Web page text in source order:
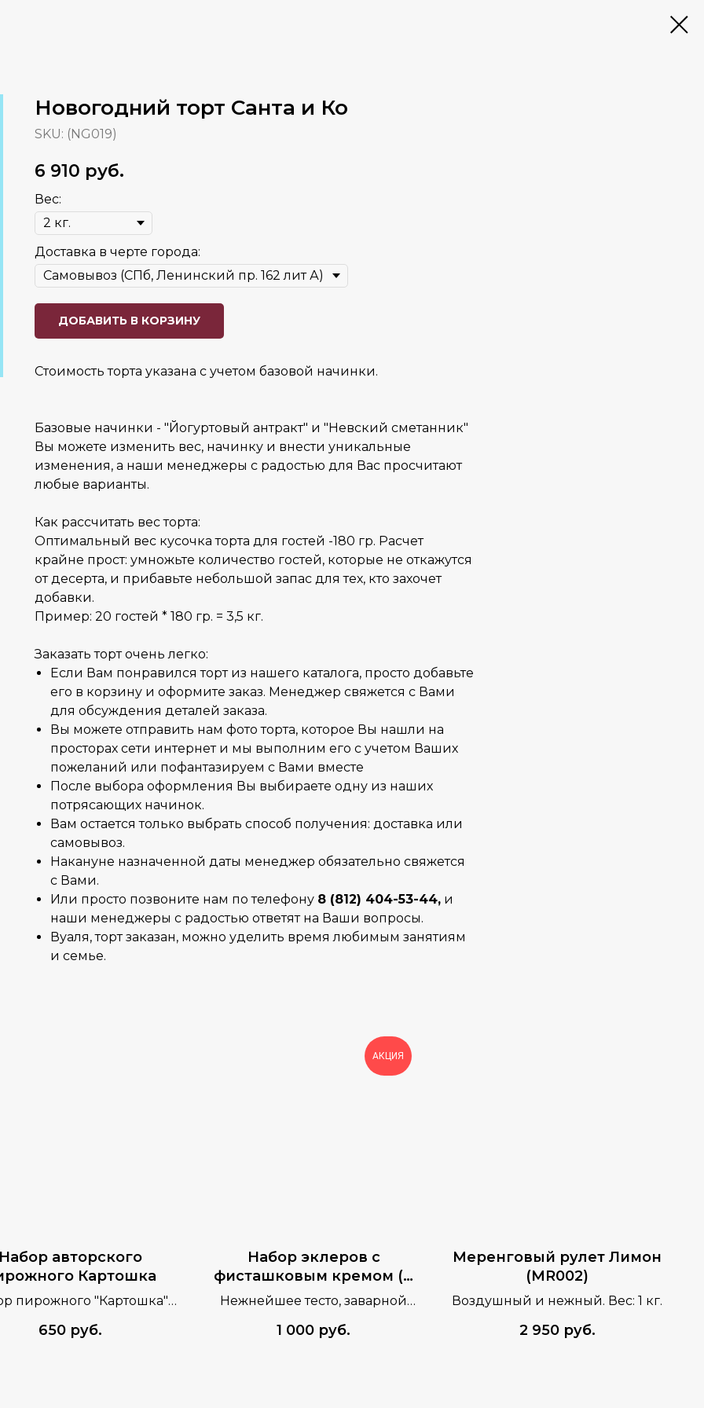
Новогодний торт Санта и Ко
SKU: (NG019)
6 910 руб.
Вес:
Доставка в черте города:
ДОБАВИТЬ В КОРЗИНУ
Стоимость торта указана с учетом базовой начинки.
Базовые начинки - "Йогуртовый антракт" и "Невский сметанник"
Вы можете изменить вес, начинку и внести уникальные
изменения, а наши менеджеры с радостью для Вас просчитают
любые варианты.
Как рассчитать вес торта:
Оптимальный вес кусочка торта для гостей -180 гр. Расчет
крайне прост: умножьте количество гостей, которые не откажутся
от десерта, и прибавьте небольшой запас для тех, кто захочет
добавки.
Пример: 20 гостей * 180 гр. = 3,5 кг.
Заказать торт очень легко:
Если Вам понравился торт из нашего каталога, просто добавьте
его в корзину и оформите заказ. Менеджер свяжется с Вами
для обсуждения деталей заказа.
Вы можете отправить нам фото торта, которое Вы нашли на
просторах сети интернет и мы выполним его с учетом Ваших
пожеланий или пофантазируем с Вами вместе
После выбора оформления Вы выбираете одну из наших
потрясающих начинок.
Вам остается только выбрать способ получения: доставка или
самовывоз.
Накануне назначенной даты менеджер обязательно свяжется
с Вами.
Или просто позвоните нам по телефону 8 (812) 404-53-44, и
наши менеджеры с радостью ответят на Ваши вопросы.
Вуаля, торт заказан, можно уделить время любимым занятиям
и семье.
авторского
Картошка
пирожного "Картошка",
Размер: 20 *12 см.
650 руб.
АКЦИЯ
Набор эклеров с
фисташковым кремом (4
шт.)
Нежнейшее тесто, заварной
фисташковым кремом с
1 000 руб.
Меренговый рулет Лимон
(MR002)
Воздушный и нежный. Вес: 1 кг.
2 950 руб.